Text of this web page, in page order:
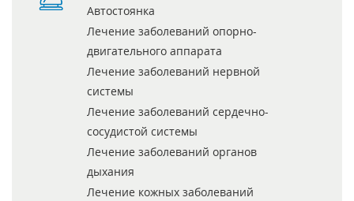
Автостоянка
Лечение заболеваний опорно-
двигательного аппарата
Лечение заболеваний нервной
системы
Лечение заболеваний сердечно-
сосудистой системы
Лечение заболеваний органов
дыхания
Лечение кожных заболеваний